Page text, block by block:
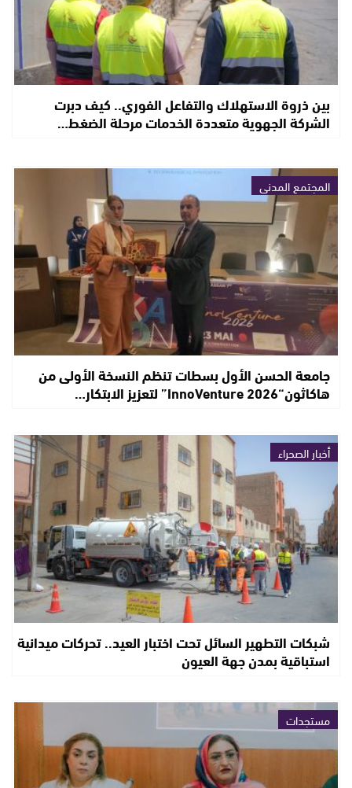
بين ذروة الاستهلاك والتفاعل الفوري.. كيف دبرت
الشركة الجهوية متعددة الخدمات مرحلة الضغط…
المجتمع المدني
جامعة الحسن الأول بسطات تنظم النسخة الأولى من
هاكاثون“InnoVenture 2026” لتعزيز الابتكار…
أخبار الصحراء
شبكات التطهير السائل تحت اختبار العيد.. تحركات ميدانية
استباقية بمدن جهة العيون
مستجدات